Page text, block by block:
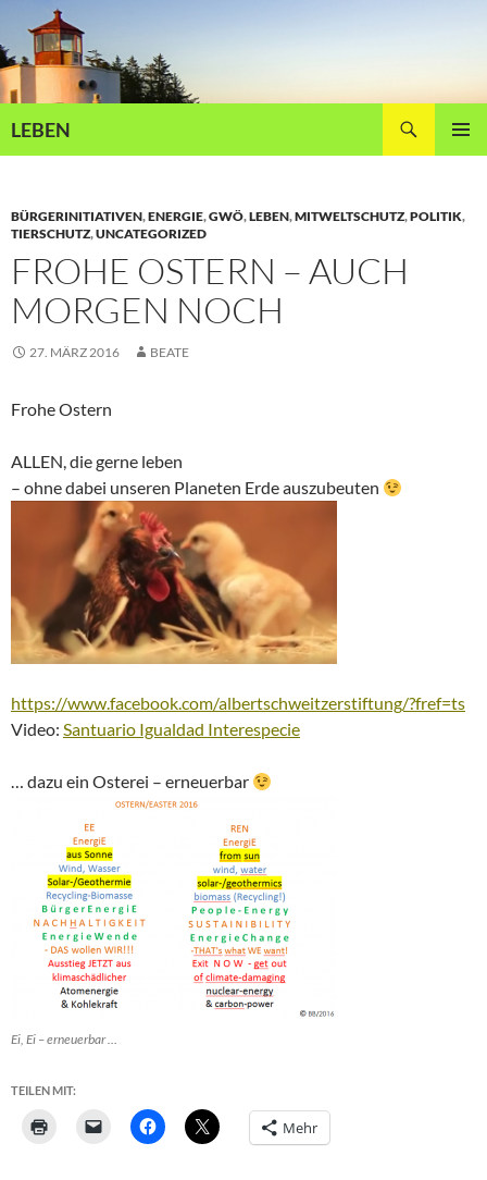
Inhalt
springen
LEBEN
BÜRGERINITIATIVEN,ENERGIE,GWÖ,LEBEN,MITWELTSCHUTZ,POLITIK,
TIERSCHUTZ,UNCATEGORIZED
FROHE OSTERN – AUCH
MORGEN NOCH
27. MÄRZ 2016 BEATE
Frohe Ostern
ALLEN, die gerne leben
– ohne dabei unseren Planeten Erde auszubeuten
https://www.facebook.com/albertschweitzerstiftung/?fref=ts
Video: Santuario Igualdad Interespecie
… dazu ein Osterei – erneuerbar
Ei, Ei – erneuerbar …
TEILEN MIT:
Mehr